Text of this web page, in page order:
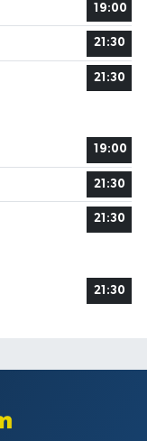
19:00
21:30
21:30
19:00
21:30
21:30
21:30